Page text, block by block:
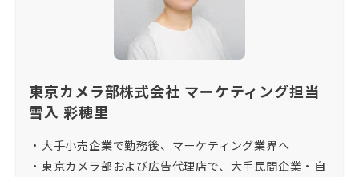
東京カメラ部株式会社 マーケティング担当
雪入 彩穂里
・大手小売企業で勤務後、マーケティング業界へ
・東京カメラ部および広告代理店で、大手民間企業・自